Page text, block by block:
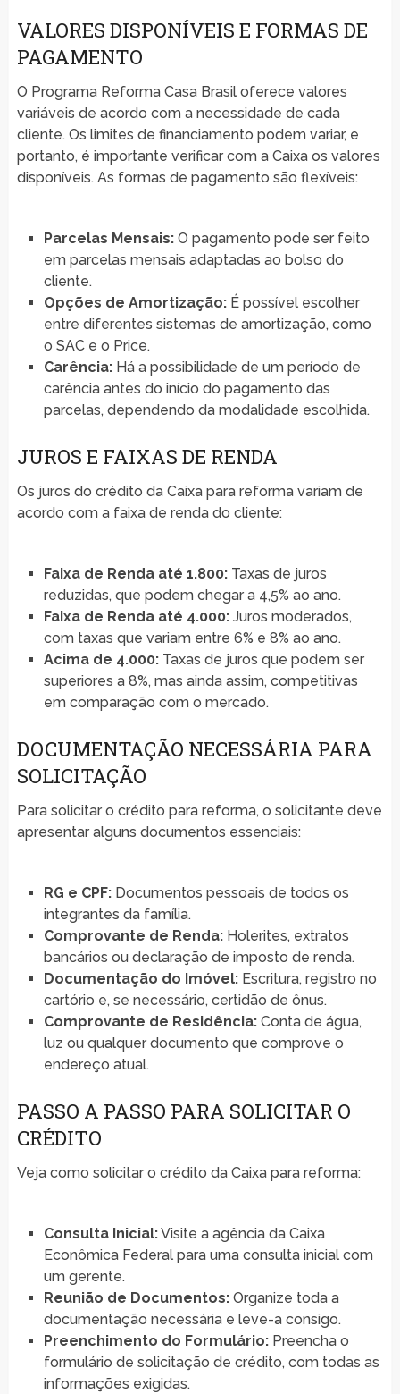
VALORES DISPONÍVEIS E FORMAS DE
PAGAMENTO
O Programa Reforma Casa Brasil oferece valores
variáveis de acordo com a necessidade de cada
cliente. Os limites de financiamento podem variar, e
portanto, é importante verificar com a Caixa os valores
disponíveis. As formas de pagamento são flexíveis:
Parcelas Mensais:O pagamento pode ser feito
em parcelas mensais adaptadas ao bolso do
cliente.
Opções de Amortização:É possível escolher
entre diferentes sistemas de amortização, como
o SAC e o Price.
Carência:Há a possibilidade de um período de
carência antes do início do pagamento das
parcelas, dependendo da modalidade escolhida.
JUROS E FAIXAS DE RENDA
Os juros do crédito da Caixa para reforma variam de
acordo com a faixa de renda do cliente:
Faixa de Renda até 1.800:Taxas de juros
reduzidas, que podem chegar a 4,5% ao ano.
Faixa de Renda até 4.000:Juros moderados,
com taxas que variam entre 6% e 8% ao ano.
Acima de 4.000:Taxas de juros que podem ser
superiores a 8%, mas ainda assim, competitivas
em comparação com o mercado.
DOCUMENTAÇÃO NECESSÁRIA PARA
SOLICITAÇÃO
Para solicitar o crédito para reforma, o solicitante deve
apresentar alguns documentos essenciais:
RG e CPF:Documentos pessoais de todos os
integrantes da família.
Comprovante de Renda:Holerites, extratos
bancários ou declaração de imposto de renda.
Documentação do Imóvel:Escritura, registro no
cartório e, se necessário, certidão de ônus.
Comprovante de Residência:Conta de água,
luz ou qualquer documento que comprove o
endereço atual.
PASSO A PASSO PARA SOLICITAR O
CRÉDITO
Veja como solicitar o crédito da Caixa para reforma:
Consulta Inicial:Visite a agência da Caixa
Econômica Federal para uma consulta inicial com
um gerente.
Reunião de Documentos:Organize toda a
documentação necessária e leve-a consigo.
Preenchimento do Formulário:Preencha o
formulário de solicitação de crédito, com todas as
informações exigidas.